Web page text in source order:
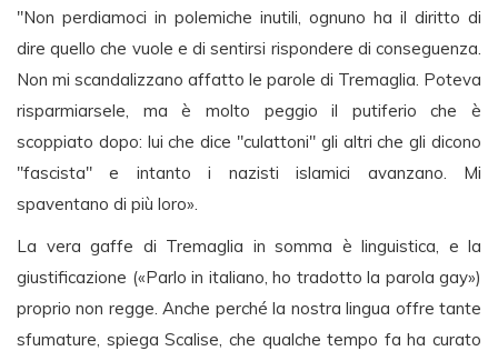
"Non perdiamoci in polemiche inutili, ognuno ha il diritto di
dire quello che vuole e di sentirsi rispondere di conseguenza.
Non mi scandalizzano affatto le parole di Tremaglia. Poteva
risparmiarsele, ma è molto peggio il putiferio che è
scoppiato dopo: lui che dice "culattoni" gli altri che gli dicono
"fascista" e intanto i nazisti islamici avanzano. Mi
spaventano di più loro».
La vera gaffe di Tremaglia in somma è linguistica, e la
giustificazione («Parlo in italiano, ho tradotto la parola gay»)
proprio non regge. Anche perché la nostra lingua offre tante
sfumature, spiega Scalise, che qualche tempo fa ha curato